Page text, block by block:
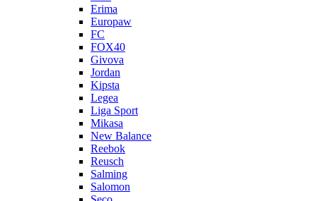
Erima
Europaw
FC
FOX40
Givova
Jordan
Kipsta
Legea
Liga Sport
Mikasa
New Balance
Reebok
Reusch
Salming
Salomon